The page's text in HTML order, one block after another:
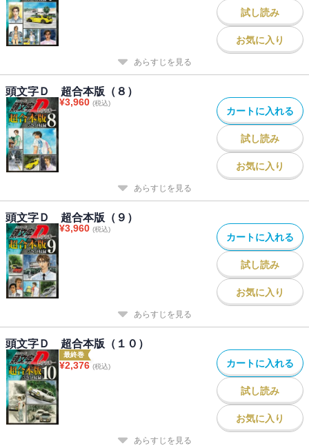
試し読み
お気に入り
あらすじを見る
頭文字Ｄ 超合本版（８）
¥3,960 (税込)
カートに入れる
試し読み
お気に入り
あらすじを見る
頭文字Ｄ 超合本版（９）
¥3,960 (税込)
カートに入れる
試し読み
お気に入り
あらすじを見る
頭文字Ｄ 超合本版（１０）
最終巻
¥2,376 (税込) カートに入れる
試し読み
お気に入り
あらすじを見る